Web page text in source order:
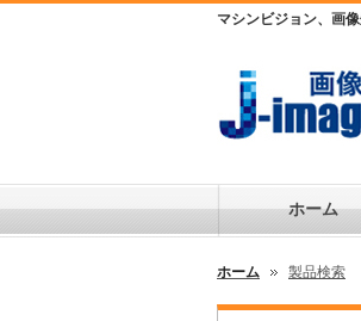
マシンビジョン、画
ホーム
ホーム 製品検索